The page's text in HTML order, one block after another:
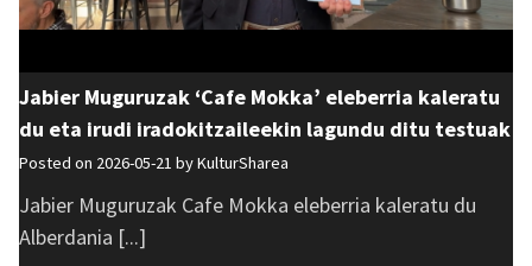
Jabier Muguruzak ‘Cafe Mokka’ eleberria kaleratu
du eta irudi iradokitzaileekin lagundu ditu testuak
Posted on 2026-05-21 byKulturSharea
Jabier Muguruzak Cafe Mokka eleberria kaleratu du
Alberdania [...]